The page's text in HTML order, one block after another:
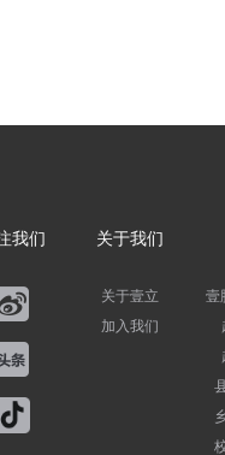
我们 关于我们
关于壹立
加入我们
壹